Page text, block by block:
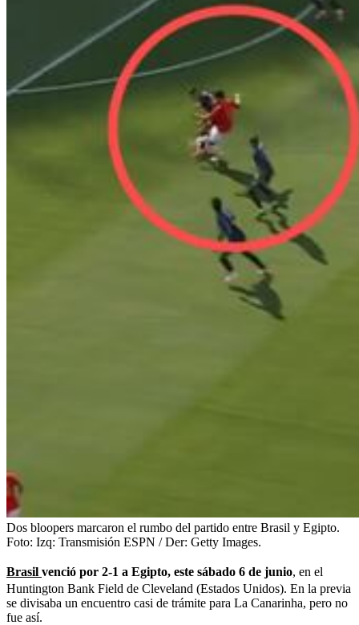
Dos bloopers marcaron el rumbo del partido entre Brasil y Egipto.
Foto: Izq: Transmisión ESPN / Der: Getty Images.
Brasil venció por 2-1 a Egipto, este sábado 6 de junio, en el
Huntington Bank Field de Cleveland (Estados Unidos). En la previa
se divisaba un encuentro casi de trámite para La Canarinha, pero no
fue así.